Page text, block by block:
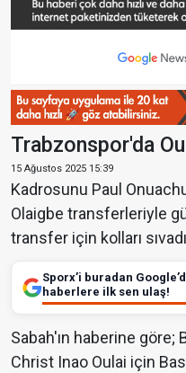
Trabzonspor'da
15 Ağustos 2025 15:39
Kadrosunu Paul
Olaigbe transferleriyle
transfer için kolları
Sporx’i buradan
haberlere ilk sen ulaş!
Sabah'ın haberine göre;
Christ Inao Oulai için